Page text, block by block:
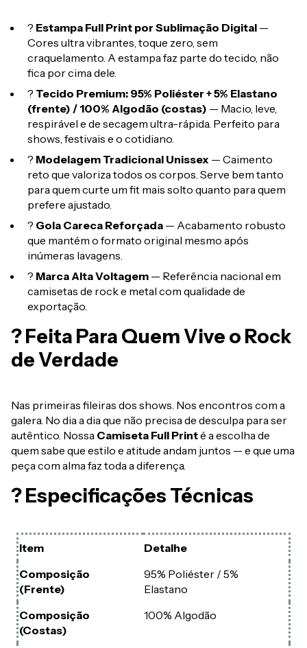
? Estampa Full Print por Sublimação Digital —
Cores ultra vibrantes, toque zero, sem
craquelamento. A estampa faz parte do tecido, não
fica por cima dele.
? Tecido Premium: 95% Poliéster + 5% Elastano
(frente) / 100% Algodão (costas) — Macio, leve,
respirável e de secagem ultra-rápida. Perfeito para
shows, festivais e o cotidiano.
? Modelagem Tradicional Unissex — Caimento
reto que valoriza todos os corpos. Serve bem tanto
para quem curte um fit mais solto quanto para quem
prefere ajustado.
? Gola Careca Reforçada — Acabamento robusto
que mantém o formato original mesmo após
inúmeras lavagens.
? Marca Alta Voltagem — Referência nacional em
camisetas de rock e metal com qualidade de
exportação.
? Feita Para Quem Vive o Rock
de Verdade
Nas primeiras fileiras dos shows. Nos encontros com a
galera. No dia a dia que não precisa de desculpa para ser
autêntico. Nossa Camiseta Full Printé a escolha de
quem sabe que estilo e atitude andam juntos — e que uma
peça com alma faz toda a diferença.
? Especificações Técnicas
Item
Detalhe
Composição
(Frente)
95% Poliéster / 5%
Elastano
Composição
(Costas)
100% Algodão